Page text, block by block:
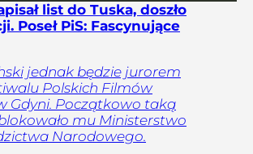
list do Tuska, doszło
Poseł PiS: Fascynujące
jednak będzie jurorem
Polskich Filmów
Gdyni. Początkowo taką
mu Ministerstwo
Narodowego.